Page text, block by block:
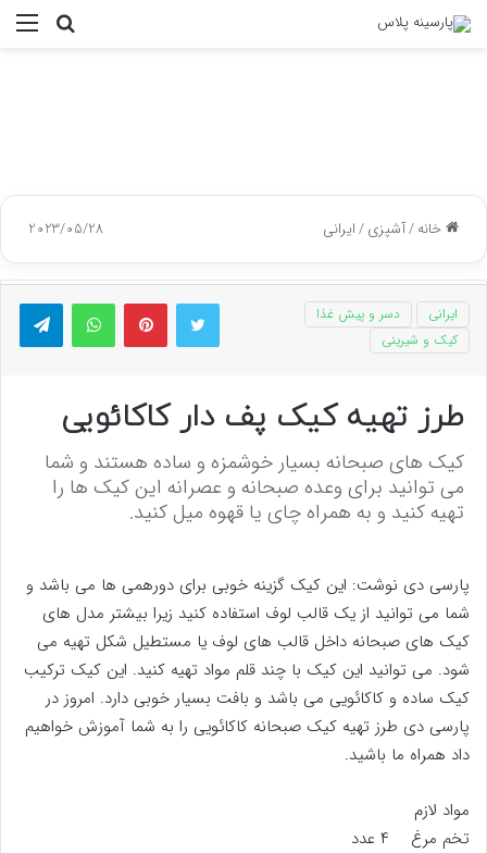
جستجو
خانه/آشپزی/ایرانی 2023/05/28
توییتر پینتریستواتس آپ
ایرانی
دسر و پیش غذا
کیک و شیرینی
طرز تهیه کیک پف دار کاکائویی
کیک های صبحانه بسیار خوشمزه و ساده هستند و شما
می توانید برای وعده صبحانه و عصرانه این کیک ها را
تهیه کنید و به همراه چای یا قهوه میل کنید.
پارسی دی نوشت: این کیک گزینه خوبی برای دورهمی ها می باشد و
شما می توانید از یک قالب لوف استفاده کنید زیرا بیشتر مدل های
کیک های صبحانه داخل قالب های لوف یا مستطیل شکل تهیه می
شود. می توانید این کیک با چند قلم مواد تهیه کنید. این کیک ترکیب
کیک ساده و کاکائویی می باشد و بافت بسیار خوبی دارد. امروز در
پارسی دی طرز تهیه کیک صبحانه کاکائویی را به شما آموزش خواهیم
داد همراه ما باشید.
مواد لازم
تخم مرغ ۴ عدد